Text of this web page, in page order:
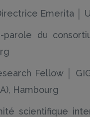
Emerita │
parole du
Fellow │
Hambourg
scientifique